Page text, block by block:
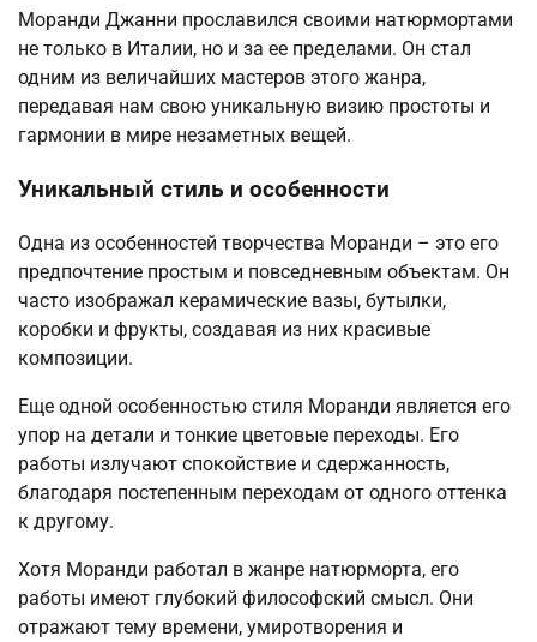
Моранди Джанни прославился своими натюрмортами
не только в Италии, но и за ее пределами. Он стал
одним из величайших мастеров этого жанра,
передавая нам свою уникальную визию простоты и
гармонии в мире незаметных вещей.
Уникальный стиль и особенности
Одна из особенностей творчества Моранди – это его
предпочтение простым и повседневным объектам. Он
часто изображал керамические вазы, бутылки,
коробки и фрукты, создавая из них красивые
композиции.
Еще одной особенностью стиля Моранди является его
упор на детали и тонкие цветовые переходы. Его
работы излучают спокойствие и сдержанность,
благодаря постепенным переходам от одного оттенка
к другому.
Хотя Моранди работал в жанре натюрморта, его
работы имеют глубокий философский смысл. Они
отражают тему времени, умиротворения и